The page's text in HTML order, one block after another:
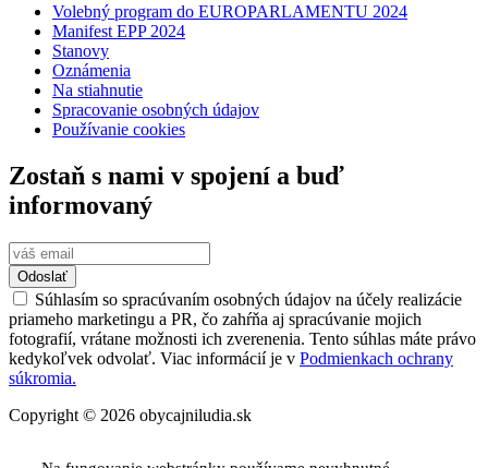
Volebný program do EUROPARLAMENTU 2024
Manifest EPP 2024
Stanovy
Oznámenia
Na stiahnutie
Spracovanie osobných údajov
Používanie cookies
Zostaň s nami v spojení a buď
informovaný
Odoslať
Súhlasím so spracúvaním osobných údajov na účely realizácie
priameho marketingu a PR, čo zahŕňa aj spracúvanie mojich
fotografií, vrátane možnosti ich zverenenia. Tento súhlas máte právo
kedykoľvek odvolať. Viac informácií je v Podmienkach ochrany
súkromia.
Copyright © 2026 obycajniludia.sk